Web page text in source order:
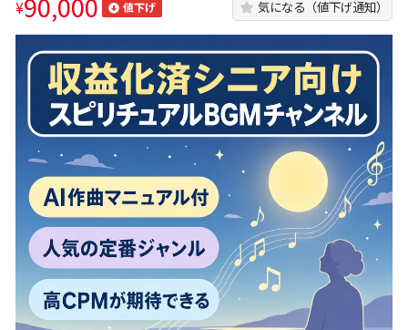
¥ 値下げ 気になる（値下げ通知）